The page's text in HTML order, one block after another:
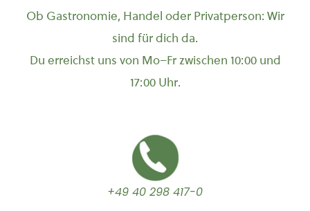
Ob Gastronomie, Handel oder Privatperson: Wir
sind für dich da.
Du erreichst uns von Mo–Fr zwischen 10:00 und
17:00 Uhr.
+49 40 298 417-0